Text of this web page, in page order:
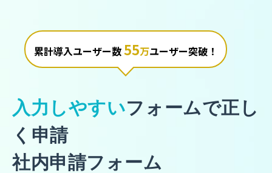
累計導入ユーザー数55万ユーザー突破！
入力しやすいフォームで正し
く申請
社内申請フォーム